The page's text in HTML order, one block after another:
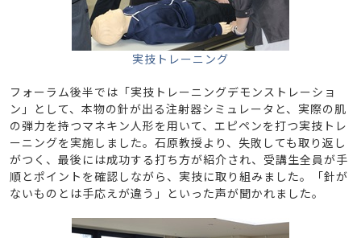
実技トレーニング
フォーラム後半では「実技トレーニングデモンストレーショ
ン」として、本物の針が出る注射器シミュレータと、実際の肌
の弾力を持つマネキン人形を用いて、エピペンを打つ実技トレ
ーニングを実施しました。石原教授より、失敗しても取り返し
がつく、最後には成功する打ち方が紹介され、受講生全員が手
順とポイントを確認しながら、実技に取り組みました。「針が
ないものとは手応えが違う」といった声が聞かれました。